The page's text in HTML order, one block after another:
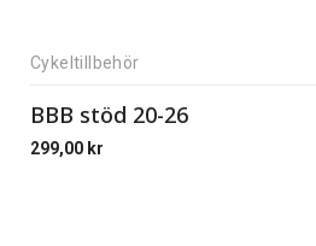
Cykeltillbehör
BBB stöd 20-26
299,00 kr